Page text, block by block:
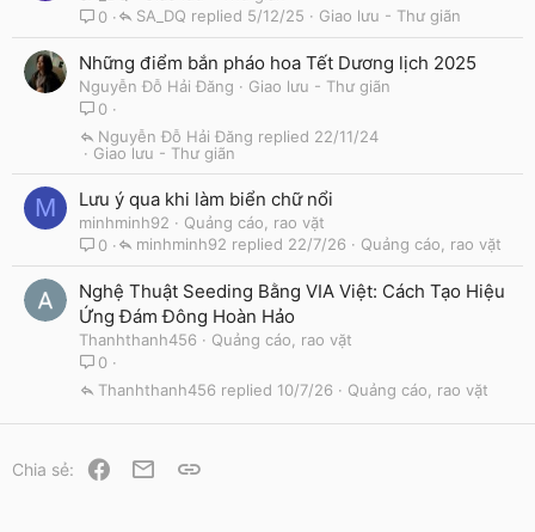
0
Giao lưu - Thư giãn
5/12/25
SA_DQ
Những điểm bắn pháo hoa Tết Dương lịch 2025
Nguyễn Đỗ Hải Đăng
Giao lưu - Thư giãn
0
Giao lưu - Thư giãn
22/11/24
Nguyễn Đỗ Hải Đăng
M Lưu ý qua khi làm biển chữ nổi
minhminh92
Quảng cáo, rao vặt
0
Quảng cáo, rao vặt
22/7/26
minhminh92
Nghệ Thuật Seeding Bằng VIA Việt: Cách Tạo Hiệu
Ứng Đám Đông Hoàn Hảo
Thanhthanh456
Quảng cáo, rao vặt
0
Quảng cáo, rao vặt
10/7/26
Thanhthanh456
Chia sẻ: Facebook
Email